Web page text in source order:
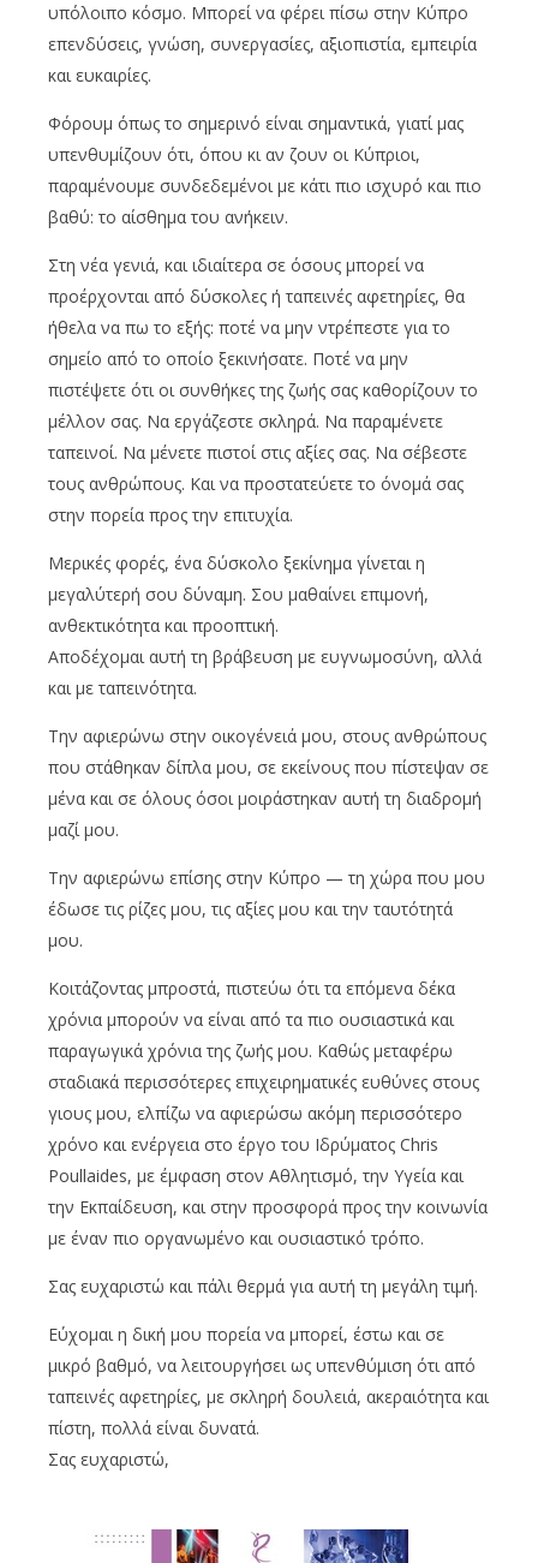
υπόλοιπο κόσμο. Μπορεί να φέρει πίσω στην Κύπρο
επενδύσεις, γνώση, συνεργασίες, αξιοπιστία, εμπειρία
και ευκαιρίες.
Φόρουμ όπως το σημερινό είναι σημαντικά, γιατί μας
υπενθυμίζουν ότι, όπου κι αν ζουν οι Κύπριοι,
παραμένουμε συνδεδεμένοι με κάτι πιο ισχυρό και πιο
βαθύ: το αίσθημα του ανήκειν.
Στη νέα γενιά, και ιδιαίτερα σε όσους μπορεί να
προέρχονται από δύσκολες ή ταπεινές αφετηρίες, θα
ήθελα να πω το εξής: ποτέ να μην ντρέπεστε για το
σημείο από το οποίο ξεκινήσατε. Ποτέ να μην
πιστέψετε ότι οι συνθήκες της ζωής σας καθορίζουν το
μέλλον σας. Να εργάζεστε σκληρά. Να παραμένετε
ταπεινοί. Να μένετε πιστοί στις αξίες σας. Να σέβεστε
τους ανθρώπους. Και να προστατεύετε το όνομά σας
στην πορεία προς την επιτυχία.
Μερικές φορές, ένα δύσκολο ξεκίνημα γίνεται η
μεγαλύτερή σου δύναμη. Σου μαθαίνει επιμονή,
ανθεκτικότητα και προοπτική.
Αποδέχομαι αυτή τη βράβευση με ευγνωμοσύνη, αλλά
και με ταπεινότητα.
Την αφιερώνω στην οικογένειά μου, στους ανθρώπους
που στάθηκαν δίπλα μου, σε εκείνους που πίστεψαν σε
μένα και σε όλους όσοι μοιράστηκαν αυτή τη διαδρομή
μαζί μου.
Την αφιερώνω επίσης στην Κύπρο — τη χώρα που μου
έδωσε τις ρίζες μου, τις αξίες μου και την ταυτότητά
μου.
Κοιτάζοντας μπροστά, πιστεύω ότι τα επόμενα δέκα
χρόνια μπορούν να είναι από τα πιο ουσιαστικά και
παραγωγικά χρόνια της ζωής μου. Καθώς μεταφέρω
σταδιακά περισσότερες επιχειρηματικές ευθύνες στους
γιους μου, ελπίζω να αφιερώσω ακόμη περισσότερο
χρόνο και ενέργεια στο έργο του Ιδρύματος Chris
Poullaides, με έμφαση στον Αθλητισμό, την Υγεία και
την Εκπαίδευση, και στην προσφορά προς την κοινωνία
με έναν πιο οργανωμένο και ουσιαστικό τρόπο.
Σας ευχαριστώ και πάλι θερμά για αυτή τη μεγάλη τιμή.
Εύχομαι η δική μου πορεία να μπορεί, έστω και σε
μικρό βαθμό, να λειτουργήσει ως υπενθύμιση ότι από
ταπεινές αφετηρίες, με σκληρή δουλειά, ακεραιότητα και
πίστη, πολλά είναι δυνατά.
Σας ευχαριστώ,